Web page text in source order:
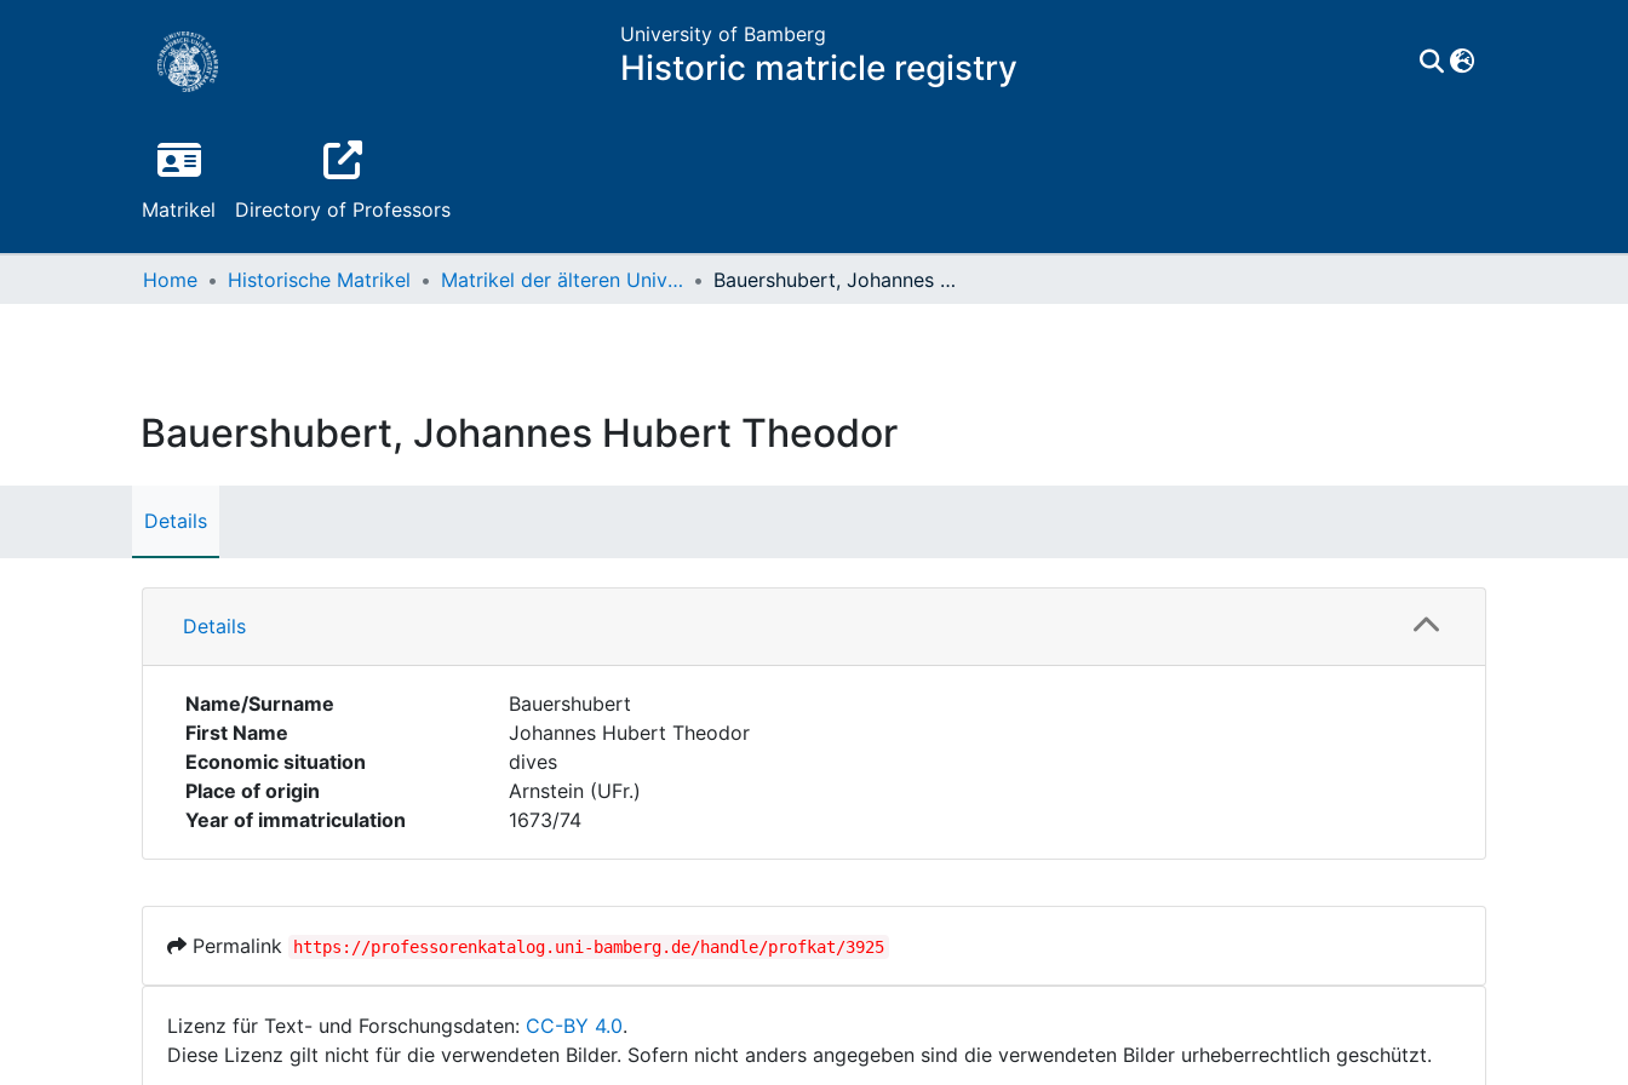
University of Bamberg
Historic matricle registry
Matrikel Directory of Professors
Home Historische Matrikel Matrikel der älteren Universität Bauershubert, Johannes Hubert Theodor
Bauershubert, Johannes Hubert Theodor
Details
Details
Name/Surname
Bauershubert
First Name
Johannes Hubert Theodor
Economic situation
dives
Place of origin
Arnstein (UFr.)
Year of immatriculation
1673/74
Permalink https://professorenkatalog.uni-bamberg.de/handle/profkat/3925
Lizenz für Text- und Forschungsdaten: CC-BY 4.0.
Diese Lizenz gilt nicht für die verwendeten Bilder. Sofern nicht anders angegeben sind die verwendeten Bilder urheberrechtlich geschützt.